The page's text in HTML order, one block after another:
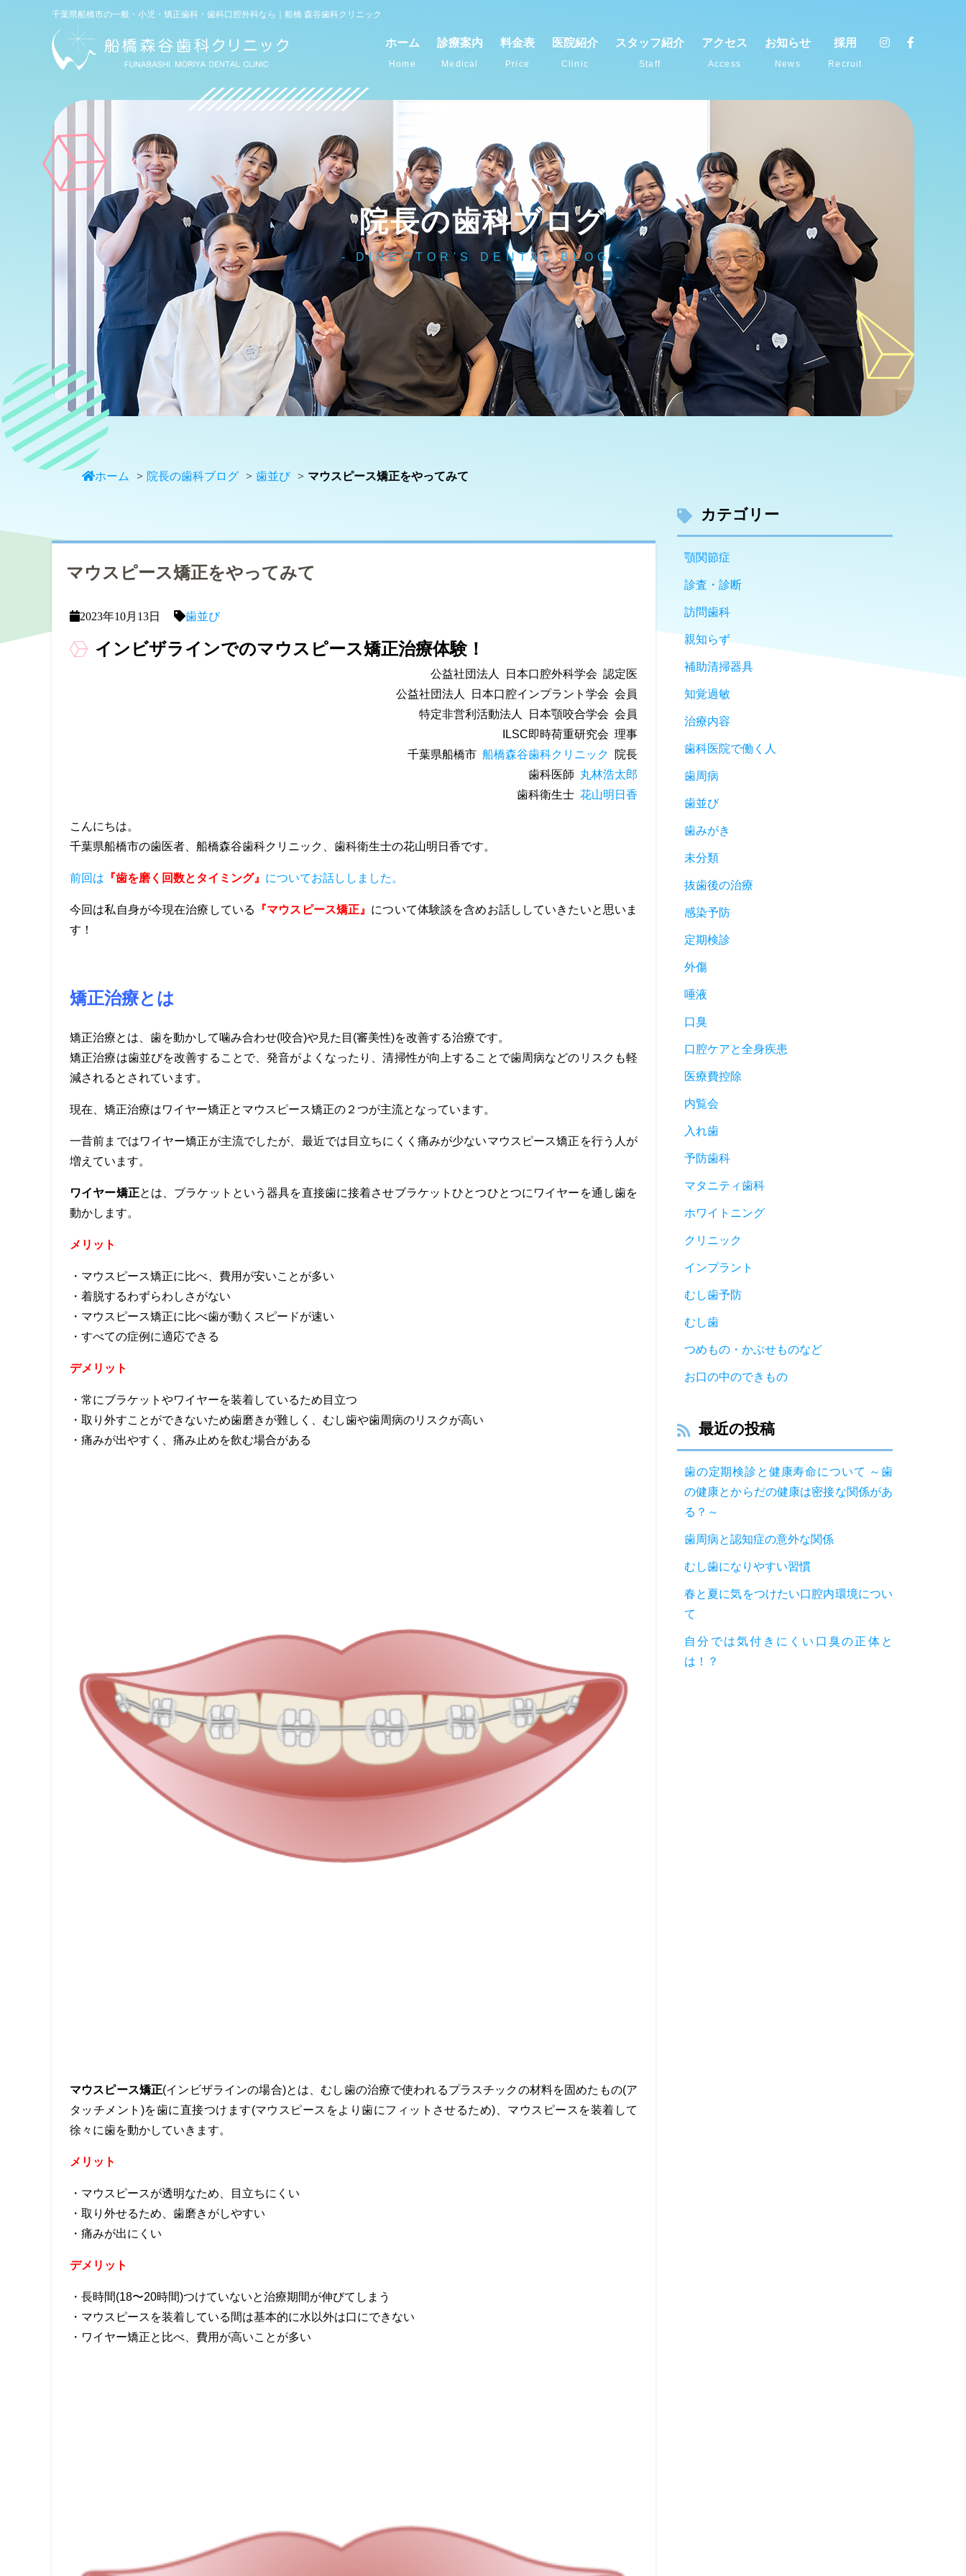
千葉県船橋市の一般・小児・矯正歯科・歯科口腔外科なら｜船橋 森谷歯科クリニック
ホーム
Home
診療案内
Medical
料金表
Price
医院紹介
Clinic
スタッフ紹介
Staff
アクセス
Access
お知らせ
News
採用
Recruit
(初診専用)
お問い合わせ
院長の歯科ブログ
DIRECTOR'S DENTAL BLOG
ホーム 院長の歯科ブログ 歯並び マウスピース矯正をやってみて
マウスピース矯正をやってみて
2023年10月13日 歯並び
インビザラインでのマウスピース矯正治療体験！
公益社団法人 日本口腔外科学会 認定医
公益社団法人
日本口腔インプラント学会 会員
特定非営利活動法人
日本顎咬合学会 会員
ILSC即時荷重研究会 理事
千葉県船橋市 船橋森谷歯科クリニック
院長
歯科医師 丸林浩太郎
歯科衛生士 花山明日香
こんにちは。
千葉県船橋市の歯医者、船橋森谷歯科クリニック、歯科衛生士の花山明日香です。
前回は 『歯を磨く回数とタイミング』 についてお話ししました。
今回は私自身が今現在治療している 『マウスピース矯正』 について体験談を含めお話ししていきたいと思いま
す！
矯正治療とは
矯正治療とは、歯を動かして噛み合わせ(咬合)や見た目 (審美性)を改善する治療です。
矯正治療は歯並びを改善することで、発音がよくなったり、清掃性が向上することで歯周病などのリスクも軽
減されるとされています。
現在、矯正治療はワイヤー矯正とマウスピース矯正の２つが主流となっています。
一昔前まではワイヤー矯正が主流でしたが、最近では目立ちにくく痛みが少ないマウスピース矯正を行う人が
増えています。
ワイヤー矯正とは、ブラケットという器具を直接歯に接着させブラケットひとつひとつにワイヤーを通し歯を
動かします。
メリット
・マウスピース矯正に比べ、費用が安いことが多い
・着脱するわずらわしさがない
・マウスピース矯正に比べ歯が動くスピードが速い
・すべての症例に適応できる
デメリット
・常にブラケットやワイヤーを装着しているため目立つ
・取り外すことができないため歯磨きが難しく、むし歯や歯周病のリスクが高い
・痛みが出やすく、痛み止めを飲む場合がある
マウスピース矯正(インビザラインの場合)とは、むし歯の治療で使われるプラスチックの材料を固めたもの(ア
タッチメント)を歯に直接つけます(マウスピースをより歯にフィットさせるため)、 マウスピースを装着して
徐々に歯を動かしていきます。
メリット
・マウスピースが透明なため、目立ちにくい
・取り外せるため、歯磨きがしやすい
・痛みが出にくい
デメリット
・長時間(18〜20時間)つけていないと治療期間が伸びてしまう
・マウスピースを装着している間は基本的に水以外は口にできない
・ワイヤー矯正と比べ、費用が高いことが多い
カテゴリー
顎関節症
診査・診断
訪問歯科
親知らず
補助清掃器具
知覚過敏
治療内容
歯科医院で働く人
歯周病
歯並び
歯みがき
未分類
抜歯後の治療
感染予防
定期検診
外傷
唾液
口臭
口腔ケアと全身疾患
医療費控除
内覧会
入れ歯
予防歯科
マタニティ歯科
ホワイトニング
クリニック
インプラント
むし歯予防
むし歯
つめもの・かぶせものなど
お口の中のできもの
最近の投稿
歯の定期検診と健康寿命について ～歯
の健康とからだの健康は密接な関係があ
る？～
歯周病と認知症の意外な関係
むし歯になりやすい習慣
春と夏に気をつけたい口腔内環境につい
て
自分では気付きにくい口臭の正体と
は！？